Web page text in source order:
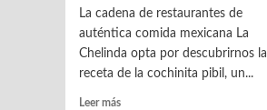
La cadena de restaurantes de
auténtica comida mexicana La
Chelinda opta por descubrirnos la
receta de la cochinita pibil, un...
Leer másLeer